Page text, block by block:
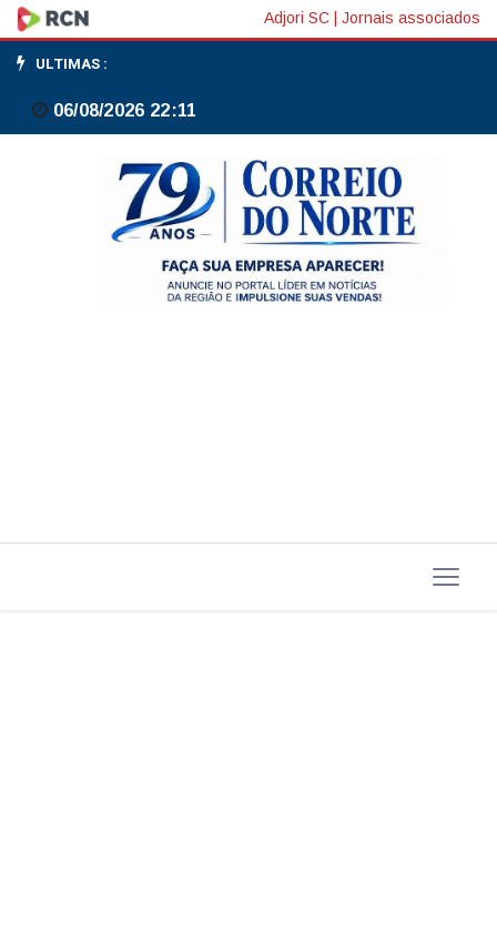
iFood
processa
Keeta
acusação
espionagem
Adjori SC Jornais associados
ULTIMAS :
06/08/2026 22:11